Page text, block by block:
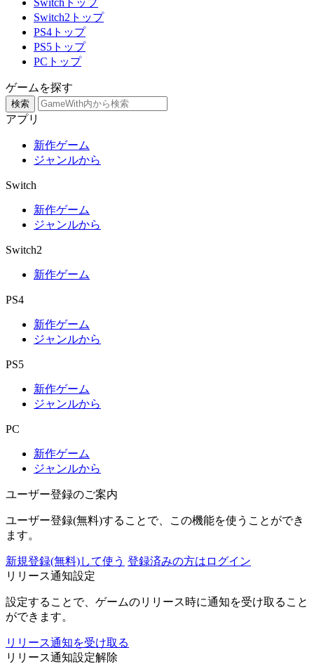
Switch2トップ
PS4トップ
PS5トップ
PCトップ
ゲームを探す
検索
アプリ
新作ゲーム
ジャンルから
Switch
新作ゲーム
ジャンルから
Switch2
新作ゲーム
PS4
新作ゲーム
ジャンルから
PS5
新作ゲーム
ジャンルから
PC
新作ゲーム
ジャンルから
ユーザー登録のご案内
ユーザー登録(無料)することで、この機能を使うことができ
ます。
新規登録(無料)して使う 登録済みの方はログイン
リリース通知設定
設定することで、ゲームのリリース時に通知を受け取ること
ができます。
リリース通知を受け取る
リリース通知設定解除